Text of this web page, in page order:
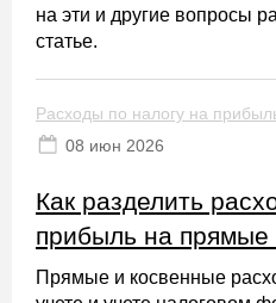
на эти и другие вопросы
статье.
Расходы по налогу на
08 июн 2026
Как разделить
прибыль на прямые
Прямые и косвенные